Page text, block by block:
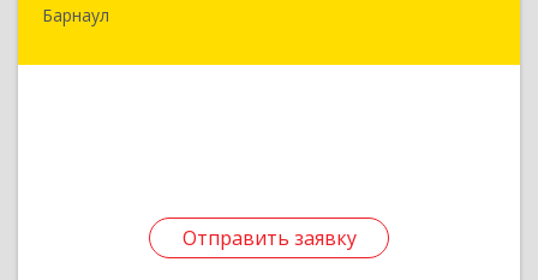
Барнаул
Отправить заявку
656049, Алтайский край, Барнаул г, Геблера
Отправить заявку